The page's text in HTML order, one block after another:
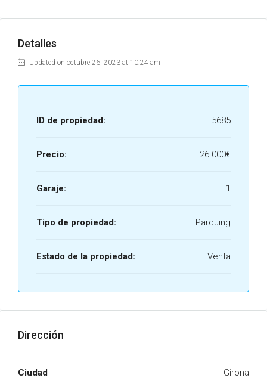
Detalles
Updated on octubre 26, 2023 at 10:24 am
ID de propiedad: 5685
Precio: 26.000€
Garaje: 1
Tipo de propiedad: Parquing
Estado de la propiedad: Venta
Dirección
Ciudad Girona